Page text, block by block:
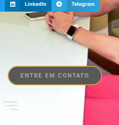
LinkedIn Telegram
ENTRE EM CONTATO